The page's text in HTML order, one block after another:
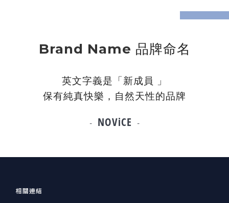
prev next
Brand Name 品牌命名
英文字義是「新成員
」
保有純真快樂，自然天性的品牌
- NOViCE -
相關連結